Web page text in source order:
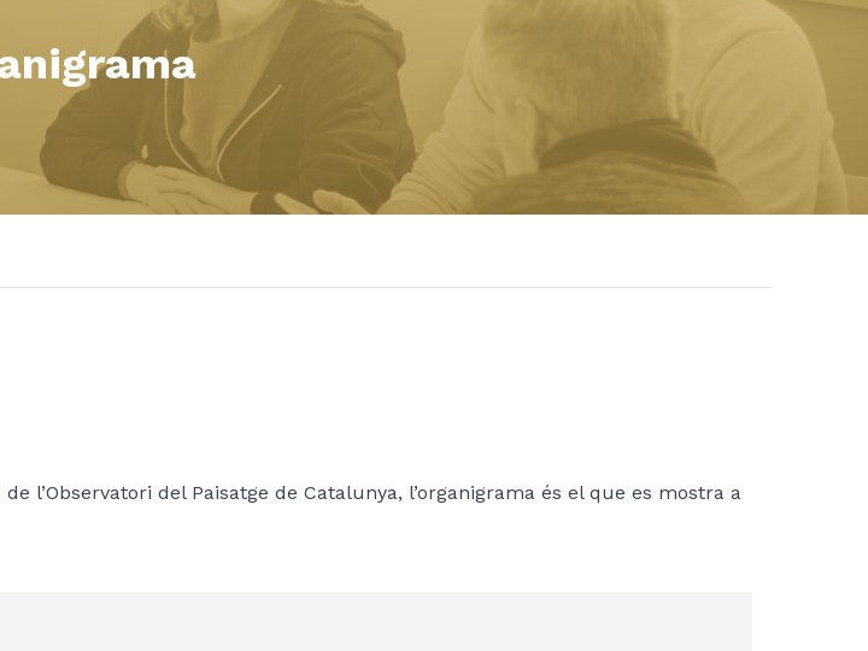
l’Observatori del Paisatge de Catalunya, l’organigrama és el que es mostra a